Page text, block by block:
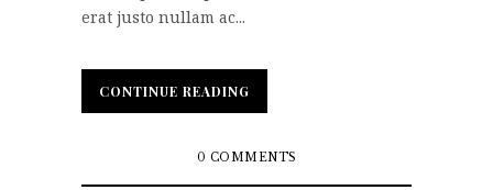
erat justo nullam ac...
CONTINUE READING
CONTINUE READING
0 COMMENTS